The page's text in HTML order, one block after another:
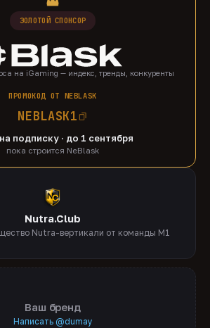
ЗОЛОТОЙ СПОНСОР
на iGaming — индекс, тренды, конкуренты
ПРОМОКОД ОТ NEBLASK
NEBLASK1
подписку · до 1 сентября
пока строится NeBlask
Nutra.Club
Nutra-вертикали от команды M1
Ваш бренд
Написать @dumay